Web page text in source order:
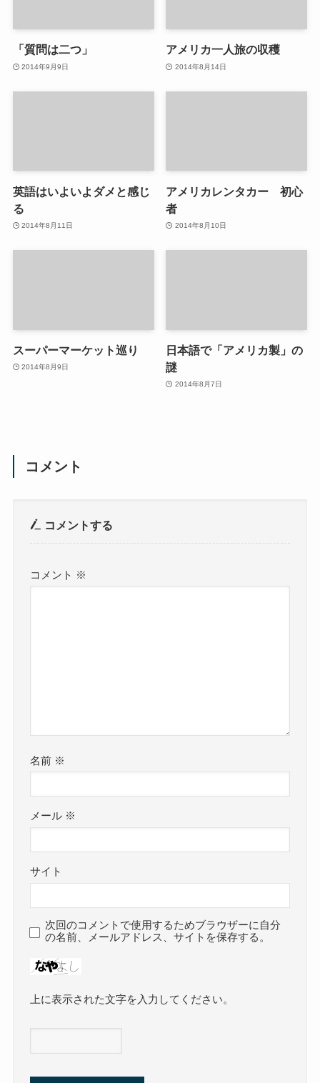
「質問は二つ」
2014年9月9日
アメリカ一人旅の収穫
2014年8月14日
英語はいよいよダメと感じ
る
2014年8月11日
アメリカレンタカー 初心
者
2014年8月10日
スーパーマーケット巡り
2014年8月9日
日本語で「アメリカ製」の
謎
2014年8月7日
コメント
コメントする
コメント ※
名前 ※
メール ※
サイト
次回のコメントで使用するためブラウザーに自分
の名前、メールアドレス、サイトを保存する。
上に表示された文字を入力してください。